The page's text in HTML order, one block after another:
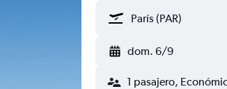
dom. 6/9
1 pasajero,